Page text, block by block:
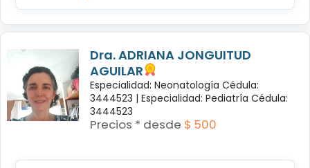
Dra. ADRIANA JONGUITUD
AGUILAR
Especialidad: Neonatología Cédula:
3444523 | Especialidad: Pediatría Cédula:
3444523
Precios * desde $ 500